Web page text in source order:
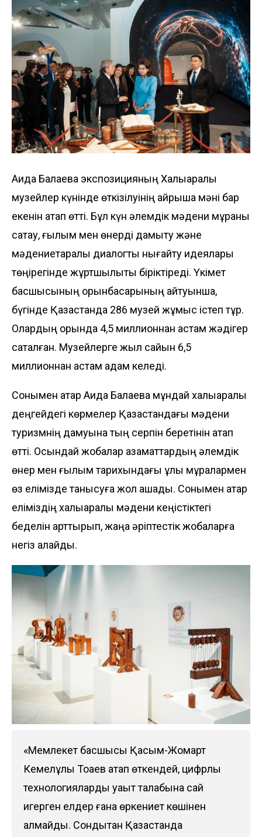
Аида Балаева экспозицияның Халықаралық
музейлер күнінде өткізілуінің айрықша мәні бар
екенін атап өтті. Бұл күн әлемдік мәдени мұраны
сақтау, ғылым мен өнерді дамыту және
мәдениетаралық диалогты нығайту идеялары
төңірегінде жұртшылықты біріктіреді. Үкімет
басшысының орынбасарының айтуынша,
бүгінде Қазақстанда 286 музей жұмыс істеп тұр.
Олардың қорында 4,5 миллионнан астам жәдігер
сақталған. Музейлерге жыл сайын 6,5
миллионнан астам адам келеді.
Сонымен қатар Аида Балаева мұндай халықаралық
деңгейдегі көрмелер Қазақстандағы мәдени
туризмнің дамуына тың серпін беретінін атап
өтті. Осындай жобалар азаматтардың әлемдік
өнер мен ғылым тарихындағы ұлы мұралармен
өз елімізде танысуға жол ашады. Сонымен қатар
еліміздің халықаралық мәдени кеңістіктегі
беделін арттырып, жаңа әріптестік жобаларға
негіз қалайды.
«Мемлекет басшысы Қасым-Жомарт
Кемелұлы Тоқаев атап өткендей, цифрлық
технологияларды уақыт талабына сай
игерген елдер ғана өркениет көшінен
қалмайды. Сондықтан Қазақстанда